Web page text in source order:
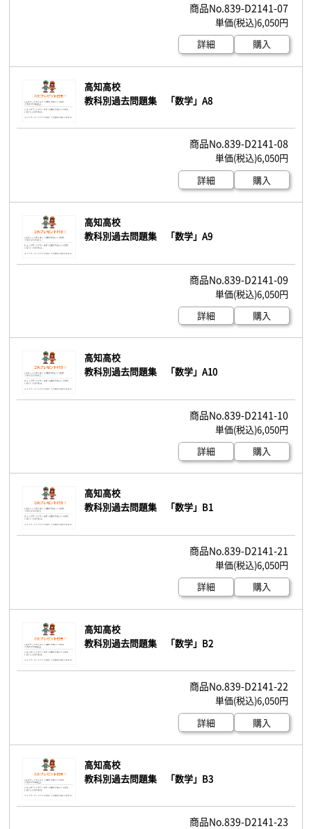
839-D2141-07
6,050円
詳細
購入
高知高校
教科別過去問題集 「数学」A8
839-D2141-08
6,050円
詳細
購入
高知高校
教科別過去問題集 「数学」A9
839-D2141-09
6,050円
詳細
購入
高知高校
教科別過去問題集 「数学」A10
839-D2141-10
6,050円
詳細
購入
高知高校
教科別過去問題集 「数学」B1
839-D2141-21
6,050円
詳細
購入
高知高校
教科別過去問題集 「数学」B2
839-D2141-22
6,050円
詳細
購入
高知高校
教科別過去問題集 「数学」B3
839-D2141-23